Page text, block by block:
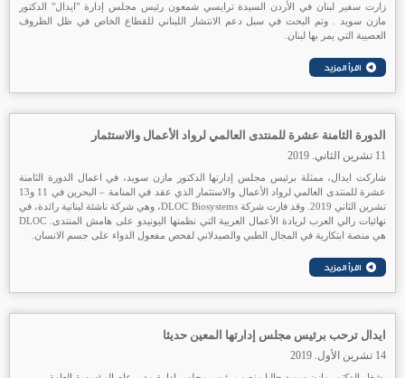
زارت سفير لبنان في الأردن السيدة ترايسي شمعون رئيس مجلس إدارة "ايدال" الدكتور
مازن سويد . وتم البحث في سبل دعم الانتشار اللبناني للقطاع الخاص في ظل الظروف
العصيبة التي يمر بها لبنان.
الدورة الثامنة عشرة للمنتدى العالمي لرواد الأعمال والاستثمار
11 تشرين الثاني. 2019
شاركت ايدال، ممثلة برئيس مجلس إدارتها الدكتور مازن سويد، في اعمال الدورة الثامنة
عشرة للمنتدى العالمي لرواد الأعمال والاستثمار الذي عقد في المنامة – البحرين في 11 و13
تشرين الثاني 2019. وقد فازت شركة DLOC Biosystems، وهي شركة ناشئة لبنانية رائدة، في
نهائيات رالي العرب لريادة الأعمال العربية التي نظمتها اليونيدو على هامش المنتدى. DLOC
هي منصة ابتكارية في المجال الطبي والصيدلاني لفحص مفعول الدواء على جسم الانسان.
ايدال ترحب برئيس مجلس إدارتها المعين حديثا
14 تشرين الأول. 2019